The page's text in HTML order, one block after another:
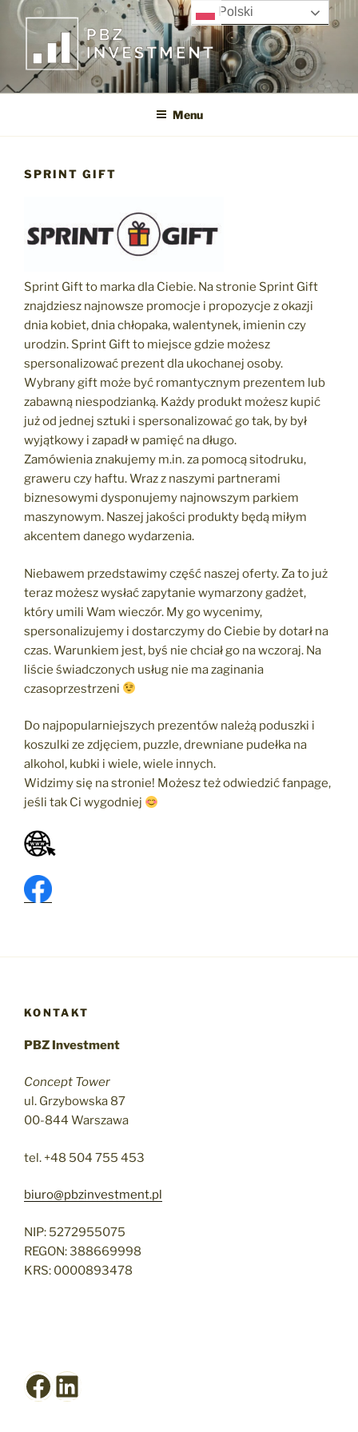
Przejdź
PBZ INVESTMENT SP. Z O.O.
Menu
SPRINT GIFT
Sprint Gift to marka dla Ciebie. Na stronie Sprint Gift
znajdziesz najnowsze promocje i propozycje z okazji
dnia kobiet, dnia chłopaka, walentynek, imienin czy
urodzin. Sprint Gift to miejsce gdzie możesz
spersonalizować prezent dla ukochanej osoby.
Wybrany gift może być romantycznym prezentem lub
zabawną niespodzianką. Każdy produkt możesz kupić
już od jednej sztuki i spersonalizować go tak, by był
wyjątkowy i zapadł w pamięć na długo.
Zamówienia znakujemy m.in. za pomocą sitodruku,
graweru czy haftu. Wraz z naszymi partnerami
biznesowymi dysponujemy najnowszym parkiem
maszynowym. Naszej jakości produkty będą miłym
akcentem danego wydarzenia.
Niebawem przedstawimy część naszej oferty. Za to już
teraz możesz wysłać zapytanie wymarzony gadżet,
który umili Wam wieczór. My go wycenimy,
spersonalizujemy i dostarczymy do Ciebie by dotarł na
czas. Warunkiem jest, byś nie chciał go na wczoraj. Na
liście świadczonych usług nie ma zaginania
czasoprzestrzeni
Do najpopularniejszych prezentów należą poduszki i
koszulki ze zdjęciem, puzzle, drewniane pudełka na
alkohol, kubki i wiele, wiele innych.
Widzimy się na stronie! Możesz też odwiedzić fanpage,
jeśli tak Ci wygodniej
KONTAKT
PBZ Investment
Concept Tower
ul. Grzybowska 87
00-844 Warszawa
tel. +48 504 755 453
biuro@pbzinvestment.pl
NIP: 5272955075
REGON: 388669998
KRS: 0000893478
Facebook
LinkedIn
Polski